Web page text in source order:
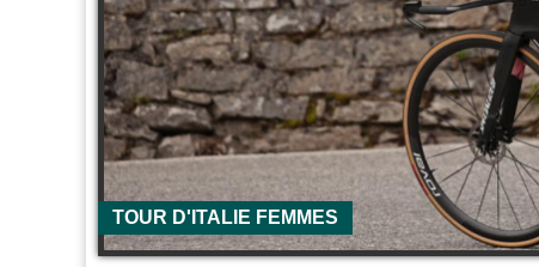
TOUR D'ITALIE FEMMES